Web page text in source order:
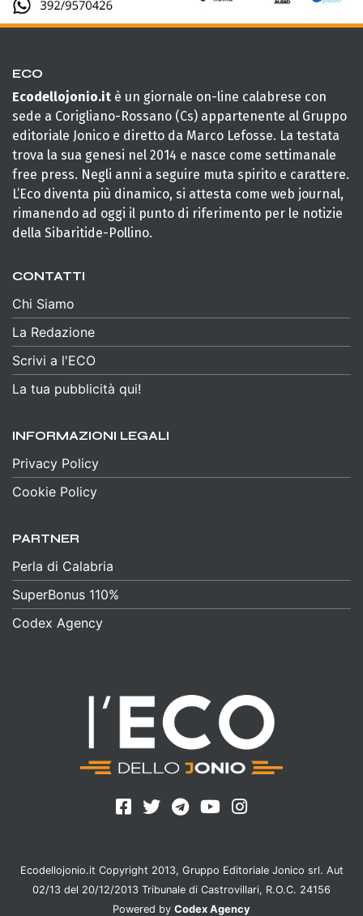
ECO
Ecodellojonio.it è un giornale on-line calabrese con
sede a Corigliano-Rossano (Cs) appartenente al Gruppo
editoriale Jonico e diretto da Marco Lefosse. La testata
trova la sua genesi nel 2014 e nasce come settimanale
free press. Negli anni a seguire muta spirito e carattere.
L’Eco diventa più dinamico, si attesta come web journal,
rimanendo ad oggi il punto di riferimento per le notizie
della Sibaritide-Pollino.
CONTATTI
Chi Siamo
La Redazione
Scrivi a l'ECO
La tua pubblicità qui!
INFORMAZIONI LEGALI
Privacy Policy
Cookie Policy
PARTNER
Perla di Calabria
SuperBonus 110%
Codex Agency
Ecodellojonio.it Copyright 2013, Gruppo Editoriale Jonico srl. Aut
02/13 del 20/12/2013 Tribunale di Castrovillari, R.O.C. 24156
Powered by Codex Agency